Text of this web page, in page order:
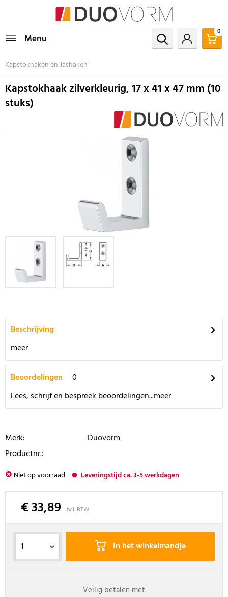
Menu
0
Kapstokhaken en Jashaken
Kapstokhaak zilverkleurig, 17 x 41 x 47 mm (10
stuks)
Beschrijving
meer
Beoordelingen
0
Lees, schrijf en bespreek beoordelingen...meer
Merk:
Duovorm
Productnr.:
Niet op voorraad Leveringstijd ca. 3-5 werkdagen
€ 33,89 incl. BTW
In het winkelmandje
Veilig betalen met